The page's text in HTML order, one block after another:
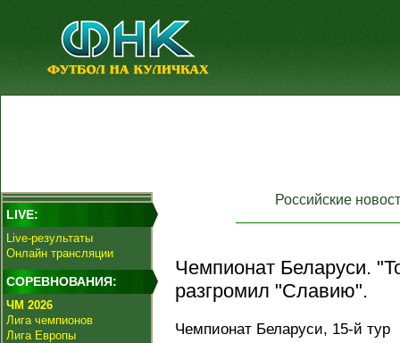
LIVE:
Live-результаты
Онлайн трансляции
СОРЕВНОВАНИЯ:
ЧМ 2026
Лига чемпионов
Лига Европы
Российские
Чемпионат Беларуси.
разгромил "Славию".
Чемпионат Беларуси, 15-й тур